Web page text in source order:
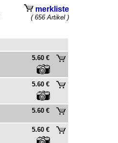
merkliste
( 656 Artikel )
5.60 €
5.60 €
5.60 €
5.60 €